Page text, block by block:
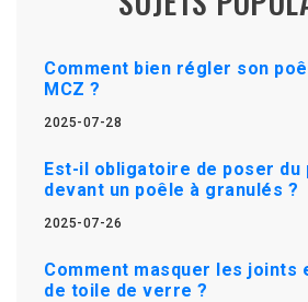
Comment bien régler son
MCZ ?
2025-07-28
Est-il obligatoire de poser du
devant un poêle à granulés ?
2025-07-26
Comment masquer les joints
de toile de verre ?